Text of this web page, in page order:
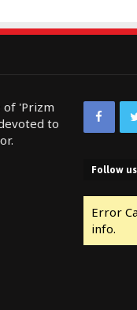
of 'Prizm
to
Follow us
Error
info.